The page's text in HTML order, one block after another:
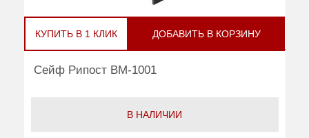
КУПИТЬ В 1 КЛИК ДОБАВИТЬ В КОРЗИНУ
Сейф Рипост ВМ-1001
В НАЛИЧИИ